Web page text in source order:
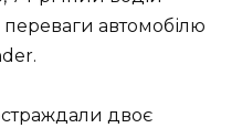
автомобілю
двоє